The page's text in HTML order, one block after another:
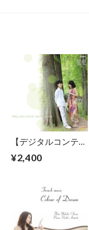
【デジタルコンテン
you never walk alone
¥2,400